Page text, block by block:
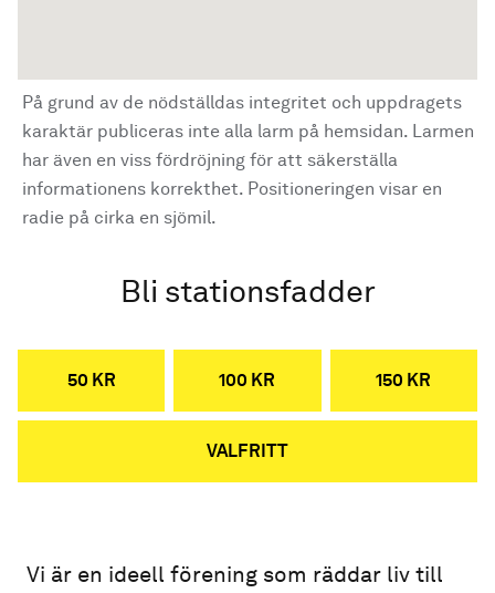
På grund av de nödställdas integritet och uppdragets
karaktär publiceras inte alla larm på hemsidan. Larmen
har även en viss fördröjning för att säkerställa
informationens korrekthet. Positioneringen visar en
radie på cirka en sjömil.
Bli stationsfadder
50 KR 100 KR 150 KR
VALFRITT
Vi är en ideell förening som räddar liv till